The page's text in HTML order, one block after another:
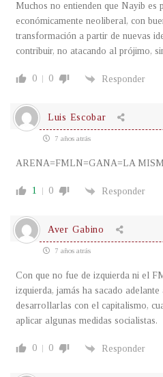
Muchos no entienden que Nayib es
económicamente neoliberal, con
transformación a partir de nuevas
contribuir, no atacando al prójimo,
0 0 Responder
Luis Escobar
7 años atrás
ARENA=FMLN=GANA=LA
1 0 Responder
Aver Gabino
7 años atrás
Con que no fue de izquierda ni el
izquierda, jamás ha sacado
desarrollarlas con el capitalismo,
aplicar algunas medidas socialistas.
0 0 Responder